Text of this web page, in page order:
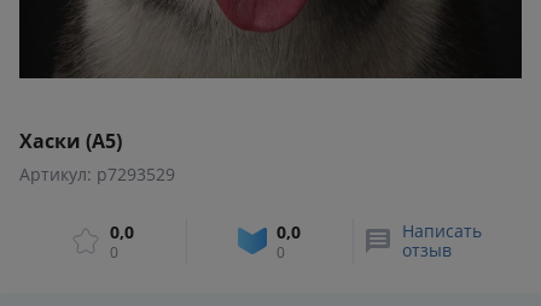
Хаски (А5)
Артикул: p7293529
0,0
0
0,0
0
Написать
отзыв